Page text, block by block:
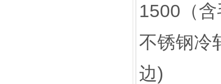
1500（
不锈钢冷
边)